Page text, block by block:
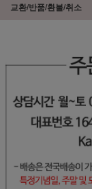
교환/반품/환불/취소